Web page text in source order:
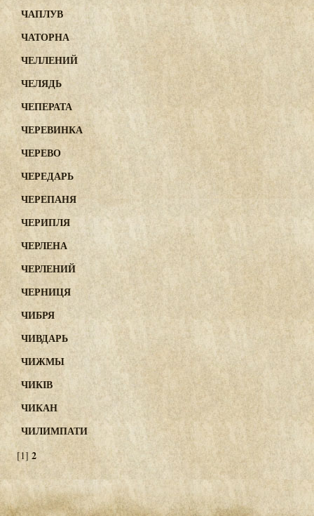
ЧАПЛУВ
ЧАТОРНА
ЧЕЛЛЕНИЙ
ЧЕЛЯДЬ
ЧЕПЕРАТА
ЧЕРЕВИНКА
ЧЕРЕВО
ЧЕРЕДАРЬ
ЧЕРЕПАНЯ
ЧЕРИПЛЯ
ЧЕРЛЕНА
ЧЕРЛЕНИЙ
ЧЕРНИЦЯ
ЧИБРЯ
ЧИВДАРЬ
ЧИЖМЫ
ЧИКІВ
ЧИКАН
ЧИЛИМПАТИ
[1] 2